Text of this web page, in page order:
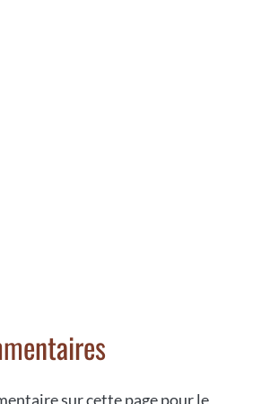
sur cette page pour le